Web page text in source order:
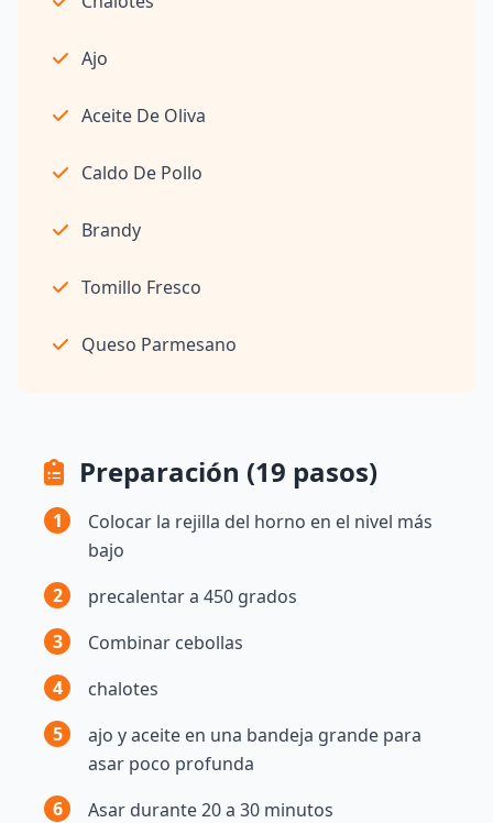
Ajo
Aceite De Oliva
Caldo De Pollo
Brandy
Tomillo Fresco
Queso Parmesano
Preparación (19 pasos)
1
Colocar la rejilla del horno en el nivel más
bajo
2
precalentar a 450 grados
3
Combinar cebollas
4
chalotes
5
ajo y aceite en una bandeja grande para
asar poco profunda
6
Asar durante 20 a 30 minutos